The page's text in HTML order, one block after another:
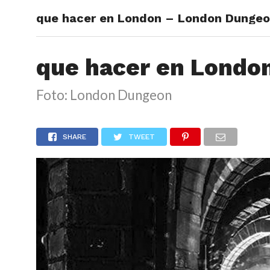
que hacer en London – London
que hacer en
Foto: London Dungeon
SHARE TWEET